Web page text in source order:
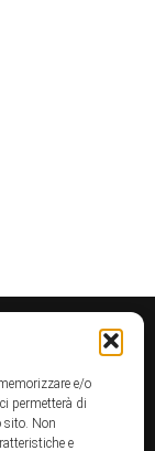
e/o
permetterà di
sito. Non
e